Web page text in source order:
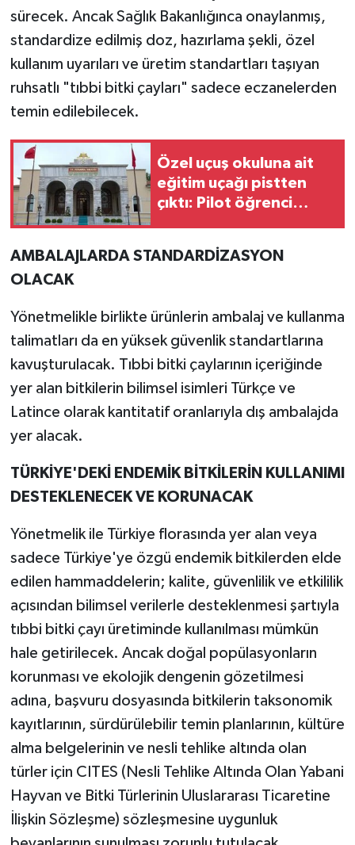
sürecek. Ancak Sağlık Bakanlığınca onaylanmış,
standardize edilmiş doz, hazırlama şekli, özel
kullanım uyarıları ve üretim standartları taşıyan
ruhsatlı "tıbbi bitki çayları" sadece eczanelerden
temin edilebilecek.
Özel uçuş okuluna ait
eğitim uçağı pistten
çıktı: Pilot öğrenci
AMBALAJLARDA STANDARDİZASYON
OLACAK
Yönetmelikle birlikte ürünlerin ambalaj ve kullanma
talimatları da en yüksek güvenlik standartlarına
kavuşturulacak. Tıbbi bitki çaylarının içeriğinde
yer alan bitkilerin bilimsel isimleri Türkçe ve
Latince olarak kantitatif oranlarıyla dış ambalajda
yer alacak.
TÜRKİYE'DEKİ ENDEMİK BİTKİLERİN KULLANIMI
DESTEKLENECEK VE KORUNACAK
Yönetmelik ile Türkiye florasında yer alan veya
sadece Türkiye'ye özgü endemik bitkilerden elde
edilen hammaddelerin; kalite, güvenlilik ve etkililik
açısından bilimsel verilerle desteklenmesi şartıyla
tıbbi bitki çayı üretiminde kullanılması mümkün
hale getirilecek. Ancak doğal popülasyonların
korunması ve ekolojik dengenin gözetilmesi
adına, başvuru dosyasında bitkilerin taksonomik
kayıtlarının, sürdürülebilir temin planlarının, kültüre
alma belgelerinin ve nesli tehlike altında olan
türler için CITES (Nesli Tehlike Altında Olan Yabani
Hayvan ve Bitki Türlerinin Uluslararası Ticaretine
İlişkin Sözleşme) sözleşmesine uygunluk